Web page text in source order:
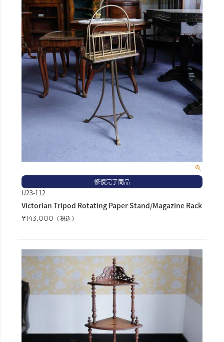
修復完了商品
U23-112
Victorian Tripod Rotating Paper Stand/Magazine Rack
¥143,000 税込